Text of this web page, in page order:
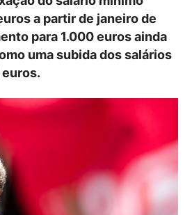
a partir de janeiro de
para 1.000 euros ainda
uma subida dos salários